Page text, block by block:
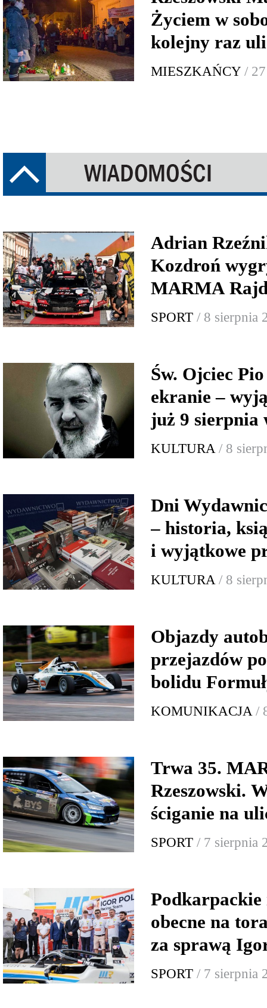
Życiem w
kolejny raz
MIESZKAŃCY /
Adrian
Kozdroń
MARMA
SPORT / 8 sierpnia
Św. Ojciec
ekranie –
już 9 sierpnia
KULTURA / 8
Dni
– historia,
i wyjątkowe
KULTURA / 8
Objazdy
przejazdów
bolidu
KOMUNIKACJA /
Trwa 35.
Rzeszowski.
ściganie na
SPORT / 7 sierpnia
Podkarpackie
obecne na
za sprawą
SPORT / 7 sierpnia